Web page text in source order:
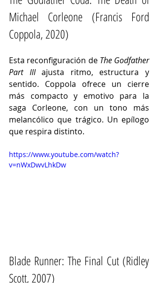
Michael Corleone (Francis Ford
Coppola, 2020)
Esta reconfiguración de The Godfather
Part III ajusta ritmo, estructura y
sentido. Coppola ofrece un cierre
más compacto y emotivo para la
saga Corleone, con un tono más
melancólico que trágico. Un epílogo
que respira distinto.
https://www.youtube.com/watch?
v=nWxDwvLhkDw
Blade Runner: The Final Cut (Ridley
Scott, 2007)